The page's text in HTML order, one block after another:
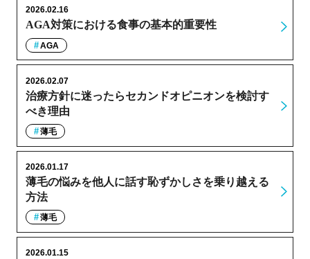
AGA対策における食事の基本的重要性
2026.02.16
AGA
治療方針に迷ったらセカンドオピニオンを検討す
べき理由
2026.02.07
薄毛
薄毛の悩みを他人に話す恥ずかしさを乗り越える
方法
2026.01.17
薄毛
2026.01.15